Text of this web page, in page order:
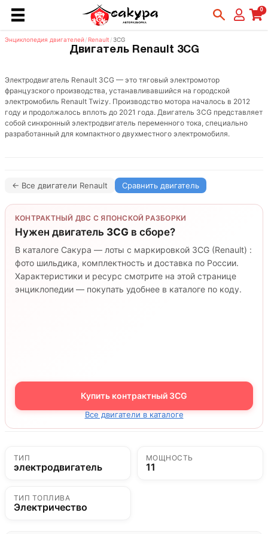
0
Энциклопедия двигателей/ Renault / 3CG
Двигатель Renault 3CG
Электродвигатель Renault 3CG — это тяговый электромотор
французского производства, устанавливавшийся на городской
электромобиль Renault Twizy. Производство мотора началось в 2012
году и продолжалось вплоть до 2021 года. Двигатель 3CG представляет
собой синхронный электродвигатель переменного тока, специально
разработанный для компактного двухместного электромобиля.
← Все двигатели Renault Сравнить двигатель
КОНТРАКТНЫЙ ДВС С ЯПОНСКОЙ РАЗБОРКИ
Нужен двигатель 3CG в сборе?
В каталоге Сакура — лоты с маркировкой 3CG (Renault) :
фото шильдика, комплектность и доставка по России.
Характеристики и ресурс смотрите на этой странице
энциклопедии — покупать удобнее в каталоге по коду.
Купить контрактный 3CG
Все двигатели в каталоге
ТИП
электродвигатель
МОЩНОСТЬ
11
ТИП ТОПЛИВА
Электричество